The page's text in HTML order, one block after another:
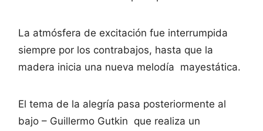
La atmósfera de excitación fue interrumpida
siempre por los contrabajos, hasta que la
madera inicia una nueva melodía mayestática.
El tema de la alegría pasa posteriormente al
bajo – Guillermo Gutkin que realiza un